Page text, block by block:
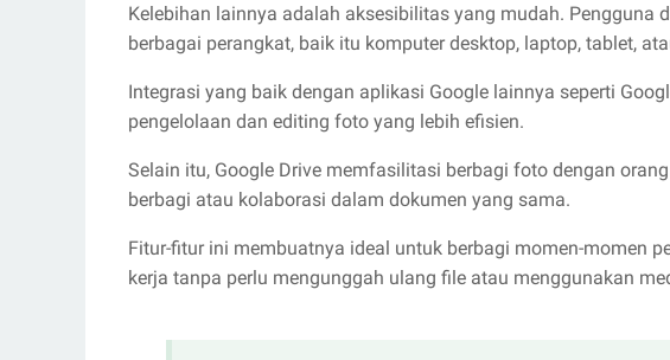
Kelebihan lainnya adalah aksesibilitas yang mudah. Pengguna
berbagai perangkat, baik itu komputer desktop, laptop, tablet,
Integrasi yang baik dengan aplikasi Google lainnya seperti
pengelolaan dan editing foto yang lebih efisien.
Selain itu, Google Drive memfasilitasi berbagi foto dengan
berbagi atau kolaborasi dalam dokumen yang sama.
Fitur-fitur ini membuatnya ideal untuk berbagi momen-momen
kerja tanpa perlu mengunggah ulang file atau menggunakan